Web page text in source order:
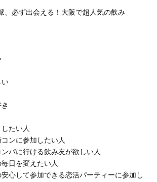
、必ず出会える！大阪で超人気の飲み
い
たい人
ンに参加したい人
パに行ける飲み友が欲しい人
日を変えたい人
心して参加できる恋活パーティーに参加し